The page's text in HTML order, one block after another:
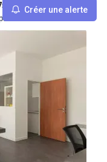
Créer une alerte
Paris
: Recommandations